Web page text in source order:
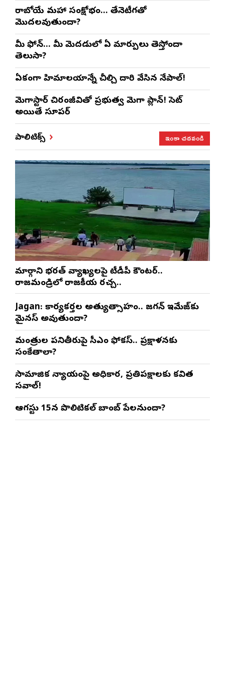
రాబోయే మహా సంక్షోభం… తేనెటీగతో
మొదలవుతుందా?
మీ ఫోన్… మీ మెదడులో ఏ మార్పులు తెస్తోందా
తెలుసా?
ఏకంగా హిమాలయాన్నే చీల్చి దారి వేసిన నేపాల్!
మెగాస్టార్ చిరంజీవితో ప్రభుత్వ మెగా ప్లాన్! సెట్
అయితే సూపర్
పాలిటిక్స్ ఇంకా చదవండి
మార్గాని భరత్ వ్యాఖ్యలపై టీడీపీ కౌంటర్..
రాజమండ్రిలో రాజకీయ రచ్చ..
Jagan: కార్యకర్తల అత్యుత్సాహం.. జగన్ ఇమేజ్‌కు
మైనస్ అవుతుందా?
మంత్రుల పనితీరుపై సీఎం ఫోకస్.. ప్రక్షాళనకు
సంకేతాలా?
సామాజిక న్యాయంపై అధికార, ప్రతిపక్షాలకు కవిత
సవాల్!
ఆగస్టు 15న పొలిటికల్ బాంబ్ పేలనుందా?